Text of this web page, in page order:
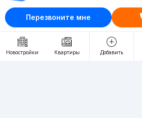
Перезвоните мне
Новостройки Квартиры Добавить
Отдел рекламы
+998 (78) 113-20-86
+998 (93) 390-30-10